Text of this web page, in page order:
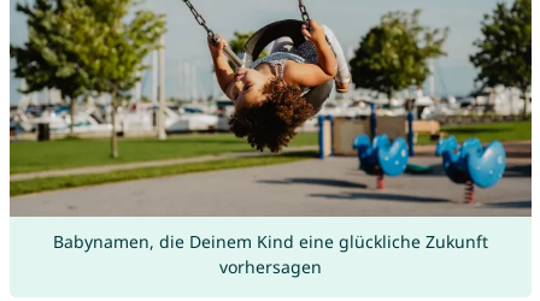
Babynamen, die Deinem Kind eine glückliche Zukunft
vorhersagen